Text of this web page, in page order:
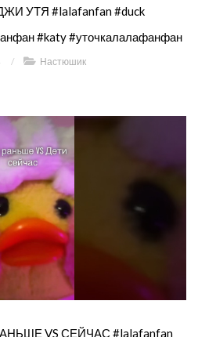
УТЯ #lalafanfan #duck
#katy #уточкалалафанфан
/ Настюшик
VS СЕЙЧАС #lalafanfan